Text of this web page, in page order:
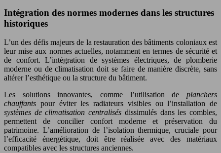
Intégration des normes modernes dans les structures
historiques
L’un des défis majeurs de la restauration des bâtiments coloniaux est
leur mise aux normes actuelles, notamment en termes de sécurité et
de confort. L’intégration de systèmes électriques, de plomberie
moderne ou de climatisation doit se faire de manière discrète, sans
altérer l’esthétique ou la structure du bâtiment.
Les solutions innovantes, comme l’utilisation de planchers
chauffants pour éviter les radiateurs visibles ou l’installation de
systèmes de climatisation centralisés dissimulés dans les combles,
permettent de concilier confort moderne et préservation du
patrimoine. L’amélioration de l’isolation thermique, cruciale pour
l’efficacité énergétique, doit être réalisée avec des matériaux
compatibles avec les structures anciennes.